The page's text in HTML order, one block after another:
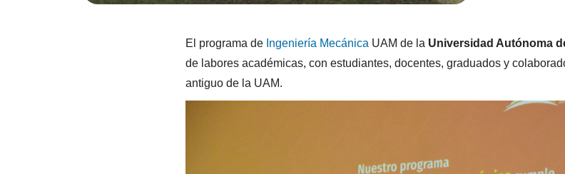
El programa de Ingeniería Mecánica UAM de la Universidad Autónoma
de labores académicas, con estudiantes, docentes, graduados y
antiguo de la UAM.